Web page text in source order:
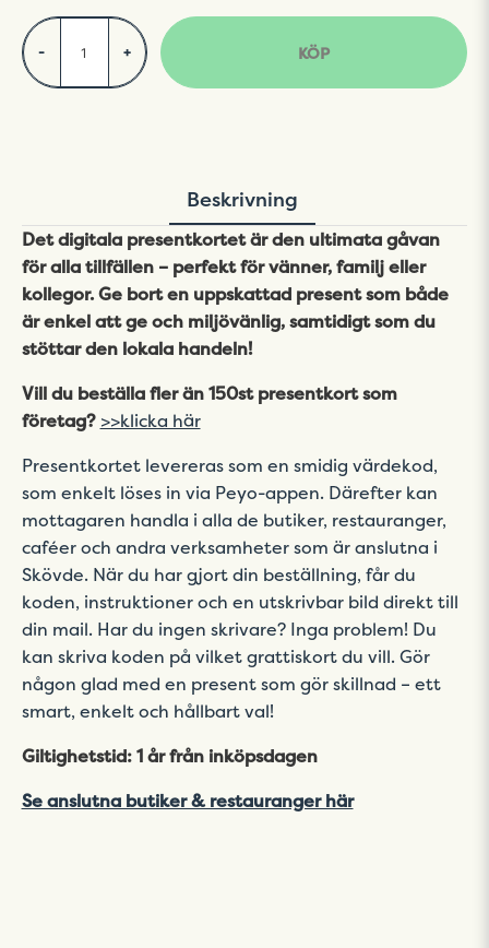
- + KÖP
Beskrivning
Det digitala presentkortet är den ultimata gåvan
för alla tillfällen – perfekt för vänner, familj eller
kollegor. Ge bort en uppskattad present som både
är enkel att ge och miljövänlig, samtidigt som du
stöttar den lokala handeln!
Vill du beställa fler än 150st presentkort som
företag? >>klicka här
Presentkortet levereras som en smidig värdekod,
som enkelt löses in via Peyo-appen. Därefter kan
mottagaren handla i alla de butiker, restauranger,
caféer och andra verksamheter som är anslutna i
Skövde. När du har gjort din beställning, får du
koden, instruktioner och en utskrivbar bild direkt till
din mail. Har du ingen skrivare? Inga problem! Du
kan skriva koden på vilket grattiskort du vill. Gör
någon glad med en present som gör skillnad – ett
smart, enkelt och hållbart val!
Giltighetstid: 1 år från inköpsdagen
Se anslutna butiker & restauranger här